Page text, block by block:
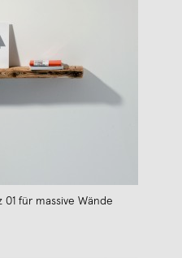
für massive Wände